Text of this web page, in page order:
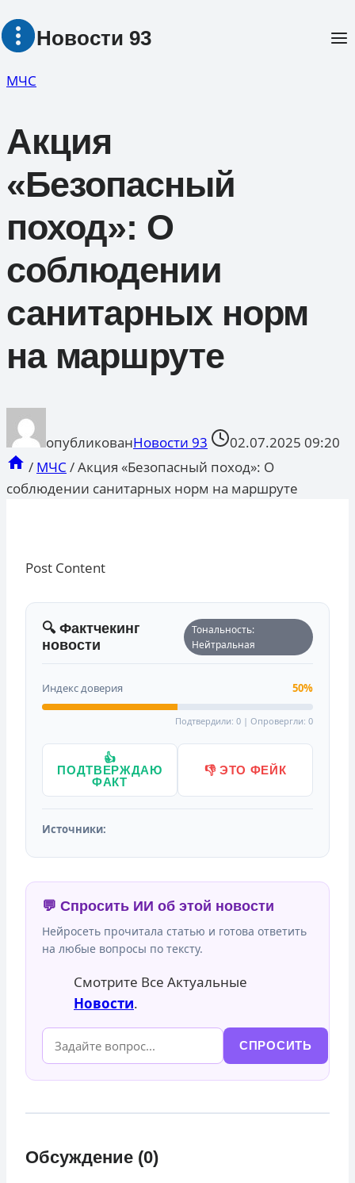
Перейти
Новости 93
МЧС
Акция
«Безопасный
поход»: О
соблюдении
санитарных норм
на маршруте
опубликованНовости 93
02.07.2025 09:20
/ МЧС /Акция «Безопасный поход»: О
соблюдении санитарных норм на маршруте
Post Content
🔍 Фактчекинг
новости
Тональность:
Нейтральная
Индекс доверия 50%
Подтвердили: 0 | Опровергли: 0
👍
ПОДТВЕРЖДАЮ
ФАКТ
👎 ЭТО ФЕЙК
Источники:
💬 Спросить ИИ об этой новости
Нейросеть прочитала статью и готова ответить
на любые вопросы по тексту.
Смотрите Все Актуальные
Новости.
СПРОСИТЬ
Обсуждение (0)